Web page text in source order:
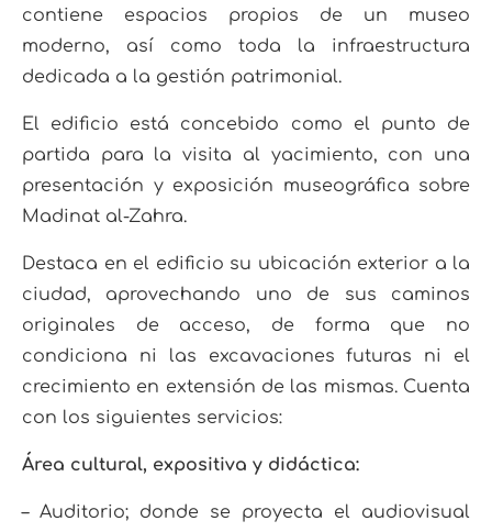
contiene espacios propios de un museo
moderno, así como toda la infraestructura
dedicada a la gestión patrimonial.
El edificio está concebido como el punto de
partida para la visita al yacimiento, con una
presentación y exposición museográfica sobre
Madinat al-Zahra.
Destaca en el edificio su ubicación exterior a la
ciudad, aprovechando uno de sus caminos
originales de acceso, de forma que no
condiciona ni las excavaciones futuras ni el
crecimiento en extensión de las mismas. Cuenta
con los siguientes servicios:
Área cultural, expositiva y didáctica:
– Auditorio; donde se proyecta el audiovisual